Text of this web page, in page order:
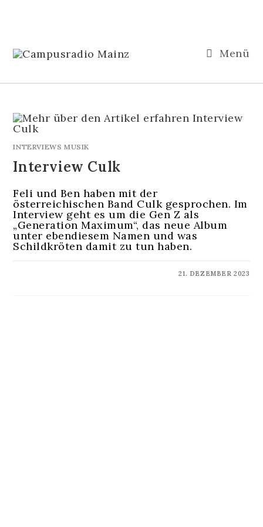
Menü
INTERVIEWS MUSIK
Interview Culk
Feli und Ben haben mit der
österreichischen Band Culk gesprochen. Im
Interview geht es um die Gen Z als
„Generation Maximum“, das neue Album
unter ebendiesem Namen und was
Schildkröten damit zu tun haben.
21. DEZEMBER 2023